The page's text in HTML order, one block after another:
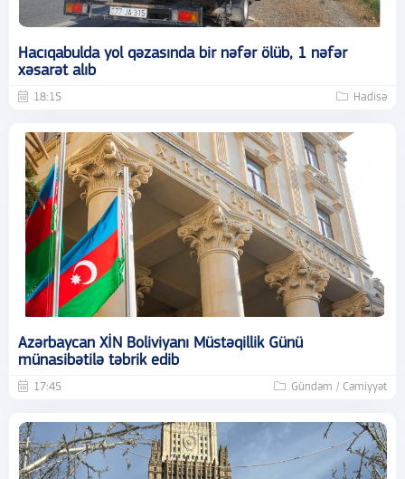
Hacıqabulda yol qəzasında bir nəfər ölüb, 1 nəfər
xəsarət alıb
18:15 Hadisə
Azərbaycan XİN Boliviyanı Müstəqillik Günü
münasibətilə təbrik edib
17:45 Gündəm / Cəmiyyət